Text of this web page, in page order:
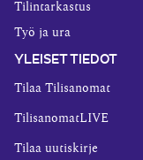
Tilintarkastus
Työ ja ura
YLEISET TIEDOT
Tilaa Tilisanomat
TilisanomatLIVE
Tilaa uutiskirje